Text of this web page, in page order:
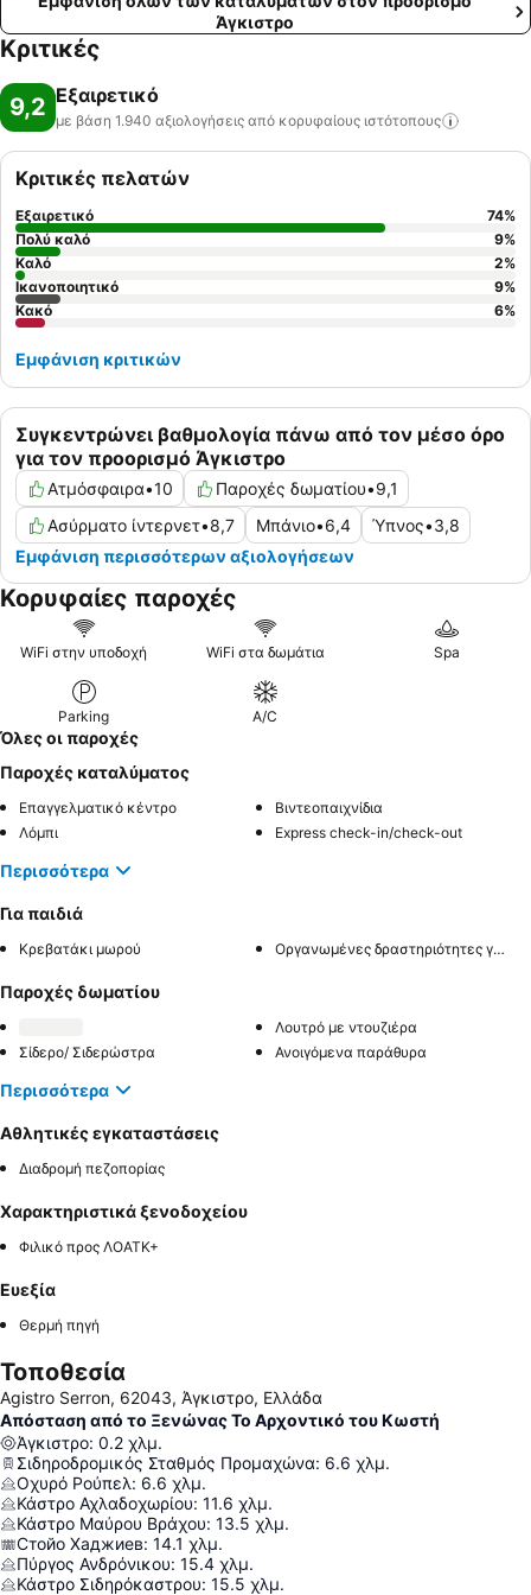
χρέωση.
Άγκιστρο
Κριτικές
9,2 Εξαιρετικό
με βάση 1.940 αξιολογήσεις από κορυφαίους ιστότοπους
Συγκεντρώνει βαθμολογία πάνω από τον μέσο όρο
για τον προορισμό Άγκιστρο
Ατμόσφαιρα•10 Παροχές δωματίου•9,1
Ασύρματο ίντερνετ•8,7 Μπάνιο•6,4 Ύπνος•3,8
Εμφάνιση περισσότερων αξιολογήσεων
Κριτικές πελατών
Εξαιρετικό 74%
Πολύ καλό
9%
Καλό
2%
Ικανοποιητικό
9%
Κακό
6%
Εμφάνιση κριτικών
Κορυφαίες παροχές
WiFi στην υποδοχή WiFi στα δωμάτια Spa
Parking A/C
Όλες οι παροχές
Παροχές καταλύματος
Επαγγελματικό κέντρο
Βιντεοπαιχνίδια
Λόμπι
Express check-in/check-out
Περισσότερα
Για παιδιά
Κρεβατάκι μωρού Οργανωμένες δραστηριότητες για παιδιά
Παροχές δωματίου
Λουτρό με ντουζιέρα
Σίδερο/ Σιδερώστρα
Ανοιγόμενα παράθυρα
Περισσότερα
Αθλητικές εγκαταστάσεις
Διαδρομή πεζοπορίας
Χαρακτηριστικά ξενοδοχείου
Φιλικό προς ΛΟΑΤΚ+
Ευεξία
Θερμή πηγή
Τοποθεσία
Agistro Serron, 62043, Άγκιστρο, Ελλάδα
Απόσταση από το Ξενώνας Το Αρχοντικό του Κωστή
Άγκιστρο: 0.2 χλμ.
Σιδηροδρομικός Σταθμός Προμαχώνα: 6.6 χλμ.
Οχυρό Ρούπελ: 6.6 χλμ.
Κάστρο Αχλαδοχωρίου: 11.6 χλμ.
Κάστρο Μαύρου Βράχου: 13.5 χλμ.
Стойо Хаджиев: 14.1 χλμ.
Πύργος Ανδρόνικου: 15.4 χλμ.
Κάστρο Σιδηρόκαστρου: 15.5 χλμ.